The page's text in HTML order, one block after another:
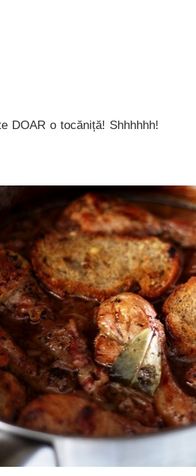
DOAR o tocăniță! Shhhhhh!